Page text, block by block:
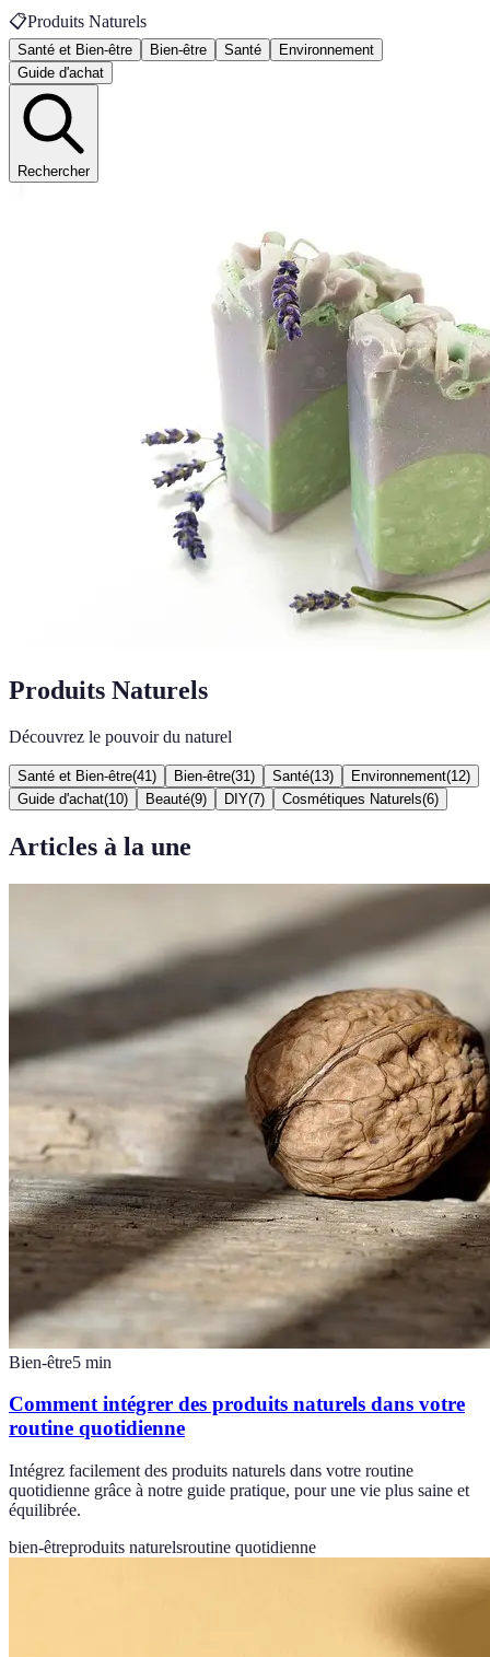
📋Produits Naturels
Santé et Bien-être Bien-être Santé
Environnement
Guide d'achat
Rechercher
Produits Naturels
Découvrez le pouvoir du naturel
Santé et Bien-être(41 ) Bien-être(31 ) Santé(13) Environnement(12)
Guide d'achat(10) Beauté(9) DIY(7) Cosmétiques Naturels(6)
Articles à la une
Bien-être5 min
Comment intégrer des produits naturels dans votre
routine quotidienne
Intégrez facilement des produits naturels dans votre routine
quotidienne grâce à notre guide pratique, pour une vie plus saine et
équilibrée.
bien-êtreproduits naturelsroutine quotidienne